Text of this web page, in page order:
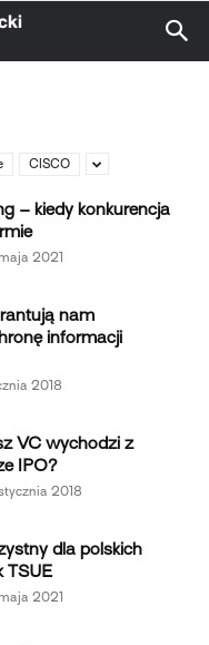
CISCO
– kiedy konkurencja
maja 2021
nam
informacji
2018
VC wychodzi z
IPO?
2018
dla polskich
TSUE
maja 2021